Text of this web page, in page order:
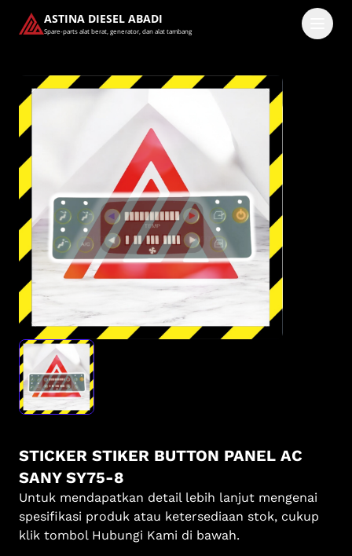
ASTINA DIESEL ABADI
Spare-parts alat berat, generator, dan alat tambang
Pilih methode masuk
Lanjutkan dengan Google
Dengan melanjutkan, kamu telah membaca dan setuju
denganKetentuan LayanandanKebijakan Privasikami.
STICKER STIKER BUTTON PANEL AC
SANY SY75-8
Untuk mendapatkan detail lebih lanjut mengenai
spesifikasi produk atau ketersediaan stok, cukup
klik tombol Hubungi Kami di bawah.